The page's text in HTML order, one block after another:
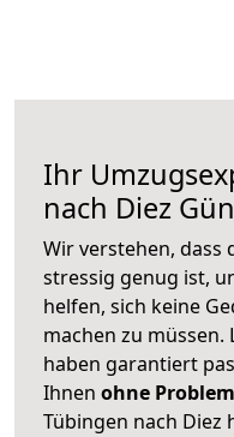
Ihr
nach Diez
Wir verstehen, dass
stressig genug ist,
helfen, sich keine
machen zu müssen.
haben garantiert
Ihnen ohne
Tübingen nach Diez